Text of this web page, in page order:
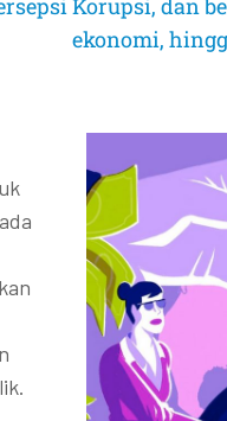
Korupsi, dan
ekonomi,